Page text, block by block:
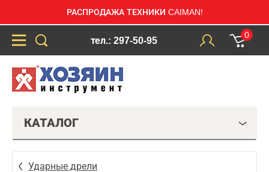
РАСПРОДАЖА ТЕХНИКИ CAIMAN!
тел.: 297-50-95
0
КАТАЛОГ
Ударные дрели